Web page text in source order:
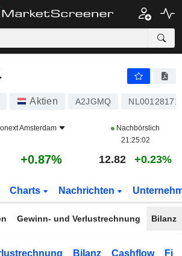
Aktien A2JGMQ
Amsterdam
Nachbörslich
21:25:02
+0.87% 12.82 +0.23%
Charts Nachrichten
Gewinn- und Verlustrechnung Bilanz
Bilanz Cashflow